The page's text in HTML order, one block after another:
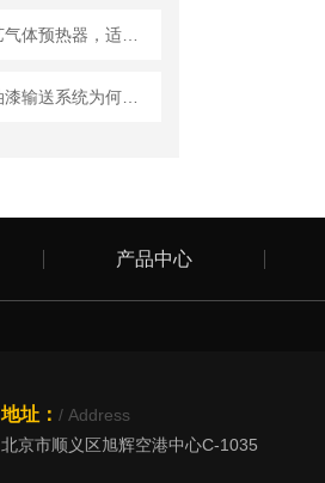
产品中心
地址： / Address
北京市顺义区旭辉空港中心C-1035